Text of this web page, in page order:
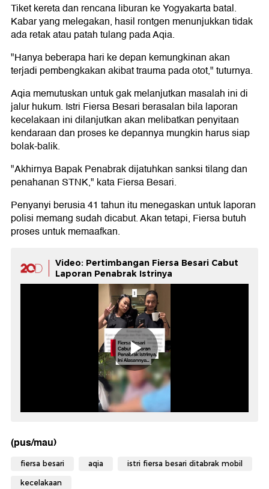
Tiket kereta dan rencana liburan ke Yogyakarta batal.
Kabar yang melegakan, hasil rontgen menunjukkan tidak
ada retak atau patah tulang pada Aqia.
"Hanya beberapa hari ke depan kemungkinan akan
terjadi pembengkakan akibat trauma pada otot," tuturnya.
Aqia memutuskan untuk gak melanjutkan masalah ini di
jalur hukum. Istri Fiersa Besari berasalan bila laporan
kecelakaan ini dilanjutkan akan melibatkan penyitaan
kendaraan dan proses ke depannya mungkin harus siap
bolak-balik.
"Akhirnya Bapak Penabrak dijatuhkan sanksi tilang dan
penahanan STNK," kata Fiersa Besari.
Penyanyi berusia 41 tahun itu menegaskan untuk laporan
polisi memang sudah dicabut. Akan tetapi, Fiersa butuh
proses untuk memaafkan.
Video: Pertimbangan Fiersa Besari Cabut
Laporan Penabrak Istrinya
(pus/mau)
fiersa besari aqia istri fiersa besari ditabrak mobil
kecelakaan